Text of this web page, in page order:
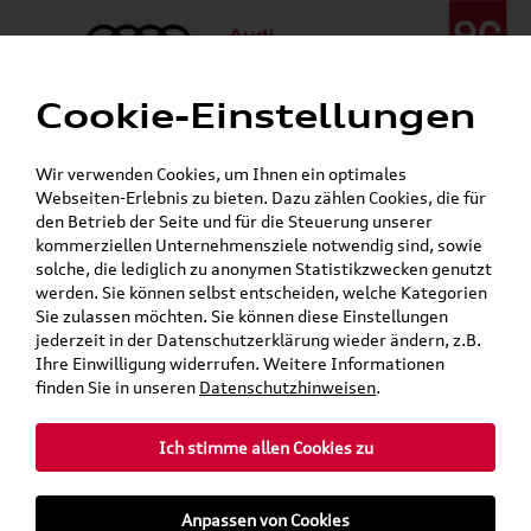
Menü
24h-Pannenhilfe:+49 (0)171 / 870 72 87
Gerade geschlossen
Verkauf:
Mo. - Fr. 08:00 - 19:00 Uhr Sa. 09:00 - 13:00 Uhr
Service:Mo. - Fr. 06:00 - 20:00 Uhr Sa. 08:00 - 13:00 Uhr
teilen Twitter Instagram WhatsApp E-Mail
Volkswagen Produkte
Kompletträder & Zubehör »
» Winterkompletträder
Cookie-Einstellungen
Wir verwenden Cookies, um Ihnen ein optimales
Webseiten-Erlebnis zu bieten. Dazu zählen Cookies, die für
den Betrieb der Seite und für die Steuerung unserer
kommerziellen Unternehmensziele notwendig sind, sowie
solche, die lediglich zu anonymen Statistikzwecken genutzt
werden. Sie können selbst entscheiden, welche Kategorien
Sie zulassen möchten. Sie können diese Einstellungen
jederzeit in der Datenschutzerklärung wieder ändern, z.B.
Ihre Einwilligung widerrufen. Weitere Informationen
finden Sie in unseren Datenschutzhinweisen.
Ich stimme allen Cookies zu
Anpassen von Cookies